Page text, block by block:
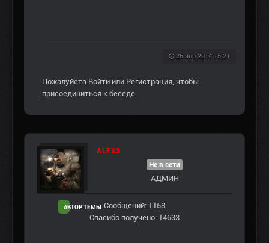
26 апр 2014 15:21
Пожалуйста Войти или Регистрация , чтобы
присоединиться к беседе.
ALEXS
АВТОР ТЕМЫ
Не в сети
АДМИН
Сообщений: 1158
Спасибо получено: 14633